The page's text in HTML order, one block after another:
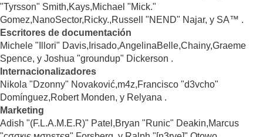
"Tyrsson" Smith,Kays,Michael "Mick."
Gomez,NanoSector,Ricky.,Russell "NEND" Najar, y SA™ .
Escritores de documentación
Michele "Illori" Davis,Irisado,AngelinaBelle,Chainy,Graeme
Spence, y Joshua "groundup" Dickerson .
Internacionalizadores
Nikola "Dzonny" Novaković,m4z,Francisco "d3vcho"
Domínguez,Robert Monden, y Relyana .
Marketing
Adish "(F.L.A.M.E.R)" Patel,Bryan "Runic" Deakin,Marcus